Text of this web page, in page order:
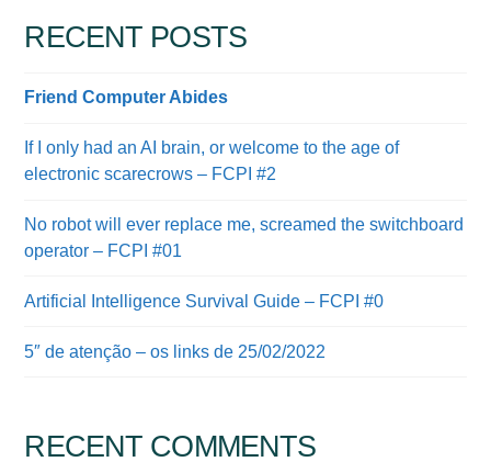
RECENT POSTS
Friend Computer Abides
If I only had an AI brain, or welcome to the age of
electronic scarecrows – FCPI #2
No robot will ever replace me, screamed the switchboard
operator – FCPI #01
Artificial Intelligence Survival Guide – FCPI #0
5″ de atenção – os links de 25/02/2022
RECENT COMMENTS